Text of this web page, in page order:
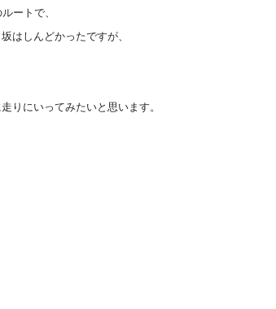
ートで、
はしんどかったですが、
りにいってみたいと思います。